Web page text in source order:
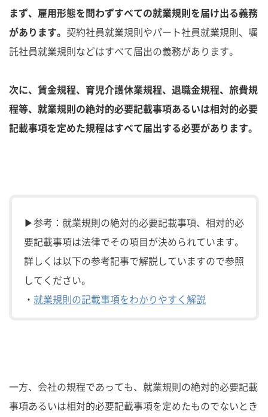
まず、雇用形態を問わずすべての就業規則を届け出る義務
があります。 契約社員就業規則やパート社員就業規則、嘱
託社員就業規則などはすべて届出の義務があります。
次に、賃金規程、育児介護休業規程、退職金規程、旅費規
程等、就業規則の絶対的必要記載事項あるいは相対的必要
記載事項を定めた規程はすべて届出する必要があります。
▶参考：就業規則の絶対的必要記載事項、相対的必
要記載事項は法律でその項目が決められています。
詳しくは以下の参考記事で解説していますので参照
してください。
・ 就業規則の記載事項をわかりやすく解説
一方、会社の規程であっても、就業規則の絶対的必要記載
事項あるいは相対的必要記載事項を定めたものでないとき